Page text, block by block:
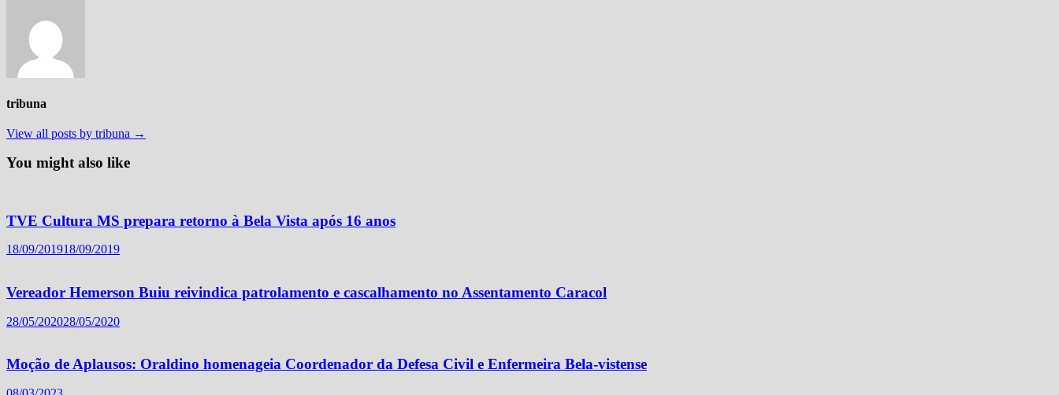
tribuna
View all posts by tribuna →
You might also like
TVE Cultura MS prepara retorno à Bela Vista após 16 anos
18/09/201918/09/2019
Vereador Hemerson Buiu reivindica patrolamento e cascalhamento no Assentamento Caracol
28/05/202028/05/2020
Moção de Aplausos: Oraldino homenageia Coordenador da Defesa Civil e Enfermeira Bela-vistense